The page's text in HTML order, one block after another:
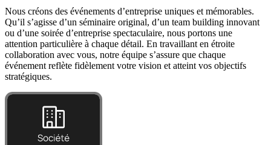
Nous créons des événements d’entreprise uniques et mémorables.
Qu’il s’agisse d’un séminaire original, d’un team building innovant
ou d’une soirée d’entreprise spectaculaire, nous portons une
attention particulière à chaque détail. En travaillant en étroite
collaboration avec vous, notre équipe s’assure que chaque
événement reflète fidèlement votre vision et atteint vos objectifs
stratégiques.